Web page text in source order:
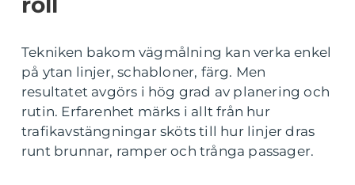
Tekniken bakom vägmålning kan verka enkel
på ytan linjer, schabloner, färg. Men
resultatet avgörs i hög grad av planering och
rutin. Erfarenhet märks i allt från hur
trafikavstängningar sköts till hur linjer dras
runt brunnar, ramper och trånga passager.